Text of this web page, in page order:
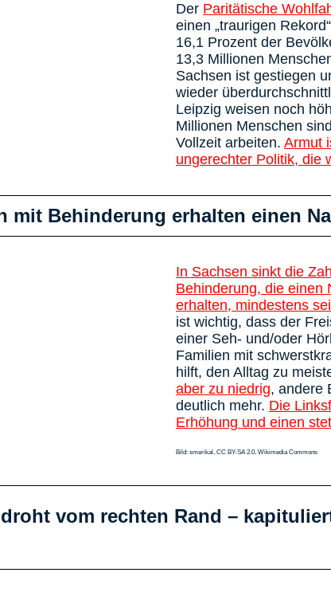
Der Paritätische
einen „traurigen
16,1 Prozent der
13,3 Millionen
Sachsen ist gestiegen
wieder
Leipzig weisen noch
Millionen Menschen
Vollzeit arbeiten. Armut
ungerechter Politik, die
mit Behinderung erhalten einen
In Sachsen sinkt die
Behinderung, die einen
erhalten, mindestens
ist wichtig, dass der
einer Seh- und/oder
Familien mit
hilft, den Alltag zu
aber zu niedrig, andere
deutlich mehr. Die
Erhöhung und einen
Bild: smerikal, CC BY-SA 2.0, Wikimedia Commons
vom rechten Rand –